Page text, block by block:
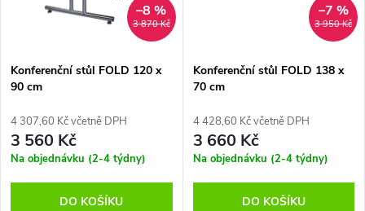
3 870 Kč
–8 %
Konferenční stůl FOLD 120 x
90 cm
4 307,60 Kč včetně DPH
3 560 Kč
Na objednávku (2-4 týdny)
DO KOŠÍKU
3 950 Kč
–7 %
Konferenční stůl FOLD 138 x
70 cm
4 428,60 Kč včetně DPH
3 660 Kč
Na objednávku (2-4 týdny)
DO KOŠÍKU